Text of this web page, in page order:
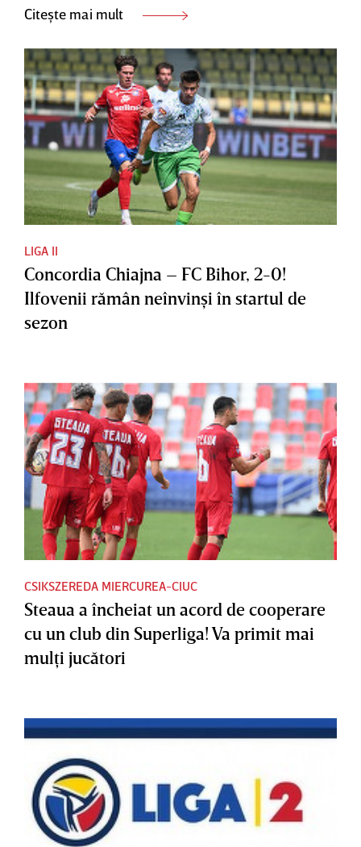
Citește mai mult
LIGA II
Concordia Chiajna – FC Bihor, 2-0!
Ilfovenii rămân neînvinşi în startul de
sezon
CSIKSZEREDA MIERCUREA-CIUC
Steaua a încheiat un acord de cooperare
cu un club din Superliga! Va primit mai
mulţi jucători